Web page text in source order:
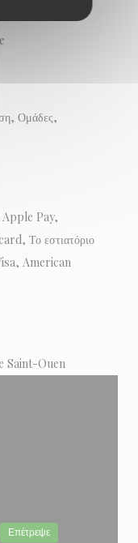
Ομάδες,
Apple Pay,
Το εστιατόριο
American
Saint-Ouen
Επέτρεψε